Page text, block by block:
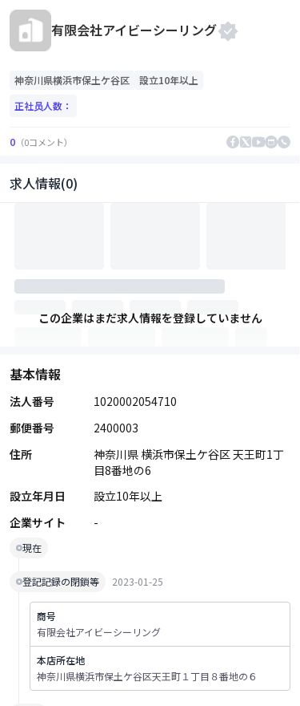
有限会社アイビーシーリング
神奈川県横浜市保土ケ谷区
設立10年以上
正社员人数：
0 （0コメント）
求人情報(0)
この企業はまだ求人情報を登録していません
基本情報
法人番号
1020002054710
郵便番号
2400003
住所
神奈川県 横浜市保土ケ谷区 天王町1丁
目8番地の6
設立年月日
設立10年以上
企業サイト
-
現在
登記記録の閉鎖等 2023-01-25
商号
有限会社アイビーシーリング
本店所在地
神奈川県横浜市保土ケ谷区天王町１丁目８番地の６